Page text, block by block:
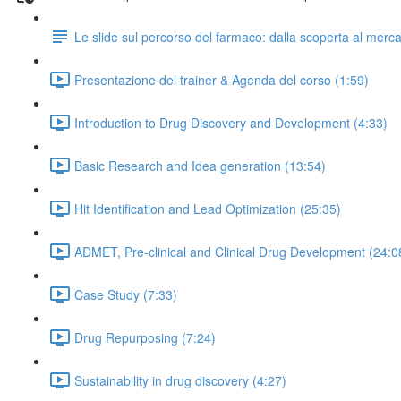
Le slide sul percorso del farmaco: dalla scoperta al
Presentazione del trainer & Agenda del corso (1:59)
Introduction to Drug Discovery and Development (4:33)
Basic Research and Idea generation (13:54)
Hit Identification and Lead Optimization (25:35)
ADMET, Pre-clinical and Clinical Drug Development
Case Study (7:33)
Drug Repurposing (7:24)
Sustainability in drug discovery (4:27)